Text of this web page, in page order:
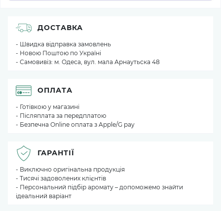
ДОСТАВКА
- Швидка відправка замовлень
- Новою Поштою по Україні
- Самовивіз: м. Одеса, вул. мала Арнаутьска 48
ОПЛАТА
- Готівкою у магазині
- Післяплата за передплатою
- Безпечна Online оплата з Apple/G pay
ГАРАНТІЇ
- Виключно оригінальна продукція
- Тисячі задоволених клієнтів
- Персональний підбір аромату – допоможемо знайти
ідеальний варіант